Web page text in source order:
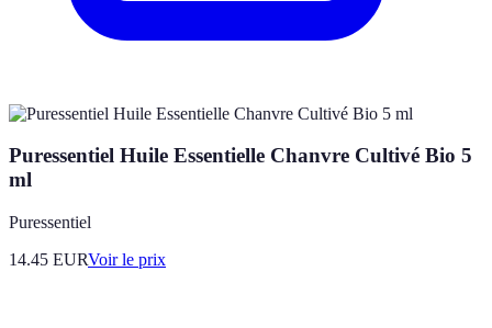
Puressentiel Huile Essentielle Chanvre Cultivé Bio 5
ml
Puressentiel
14.45 EURVoir le prix